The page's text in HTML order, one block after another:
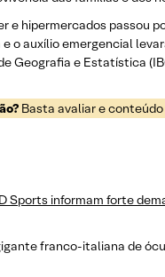
e hipermercados passou
o auxílio emergencial
Geografia e Estatística
Basta avaliar e
Sports informam forte
franco-italiana de